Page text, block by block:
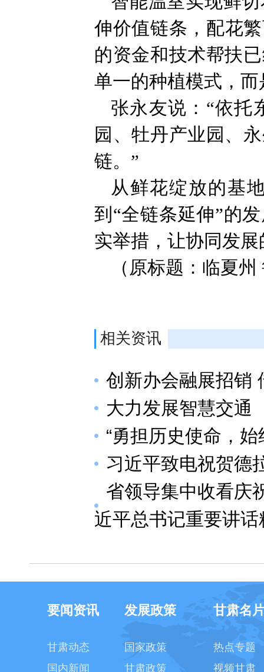
伸价值链条，配花
的资金和技术帮扶
单一的种植模式，
张永友说：“依托
园、牡丹产业园、
链。”
从鲜花绽放的基
到“全链条延伸”的
实举措，让协同发
（原标题：临夏
相关资讯
创新办会融展招销
大力发展智慧交通
“勇担历史使命，
习近平致电祝贺德
省领导集中收看庆
近平总书记重要讲话
要闻资讯
甘肃动态
国内新闻
发展政策
国家政策
甘肃政策
甘肃名
热点专题
视频甘肃